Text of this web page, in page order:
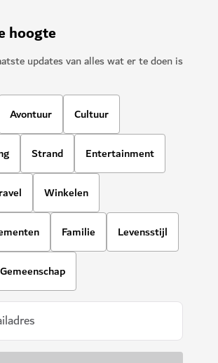
hoogte
updates van alles wat er te doen is
Avontuur Cultuur
Strand Entertainment
Winkelen
Familie Levensstijl
Gemeenschap